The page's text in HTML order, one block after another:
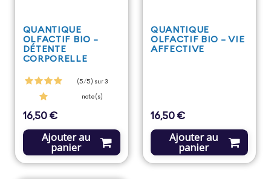
QUANTIQUE
OLFACTIF BIO -
DÉTENTE
CORPORELLE
(5/5) sur 3
note(s)
Prix
16,50 €
Ajouter au
panier
QUANTIQUE
OLFACTIF BIO - VIE
AFFECTIVE
Prix
16,50 €
Ajouter au
panier